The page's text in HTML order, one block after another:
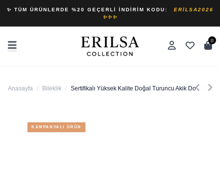
✨ TÜM ÜRÜNLERDE %20 GEÇERLI İNDIRIM KODU:
ERILSA2026
✨✨✨
0
Anasayfa / Bileklik / Sertifikalı Yüksek Kalite Doğal Turuncu Akik Doğal Taş
KAMPANYALI ÜRÜN